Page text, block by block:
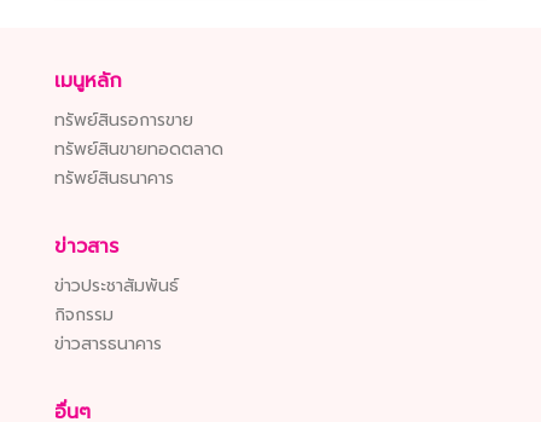
เมนูหลัก
ทรัพย์สินรอการขาย
ทรัพย์สินขายทอดตลาด
ทรัพย์สินธนาคาร
ข่าวสาร
ข่าวประชาสัมพันธ์
กิจกรรม
ข่าวสารธนาคาร
อื่นๆ